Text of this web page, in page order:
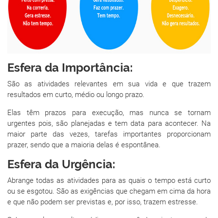
Esfera da Importância:
São as atividades relevantes em sua vida e que trazem
resultados em curto, médio ou longo prazo.
Elas têm prazos para execução, mas nunca se tornam
urgentes pois, são planejadas e tem data para acontecer. Na
maior parte das vezes, tarefas importantes proporcionam
prazer, sendo que a maioria delas é espontânea.
Esfera da Urgência:
Abrange todas as atividades para as quais o tempo está curto
ou se esgotou. São as exigências que chegam em cima da hora
e que não podem ser previstas e, por isso, trazem estresse.